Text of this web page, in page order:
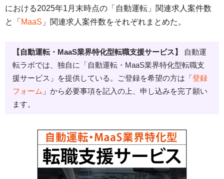
における2025年1月末時点の「自動運転」関連求人案件数
と「 MaaS 」関連求人案件数をそれぞれまとめた。
【自動運転・MaaS業界特化型転職支援サービス】
自動運
転ラボでは、独自に「自動運転・MaaS業界特化型転職支
援サービス」を提供している。ご登録を希望の方は「登録
フォーム 」から必要事項を記入の上、申し込みを完了願い
ます。